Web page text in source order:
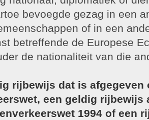
bevoegde gezag in een
of in een
betreffende de Europese
de nationaliteit van die
rijbewijs dat is afgegeven
een geldig rijbewijs
1994 of een